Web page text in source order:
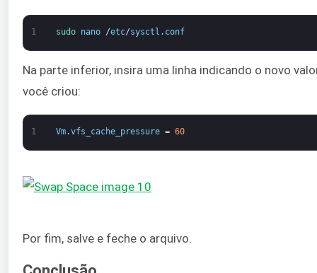
1 sudo nano /etc/sysctl . conf
Na parte inferior, insira uma linha indicando o novo
você criou:
1 Vm.vfs_cache_pressure = 60
Por fim, salve e feche o arquivo.